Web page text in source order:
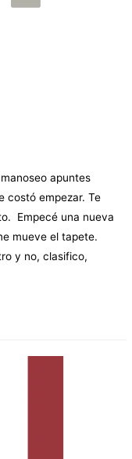
apuntes
costó empezar. Te
Empecé una nueva
mueve el tapete.
y no, clasifico,